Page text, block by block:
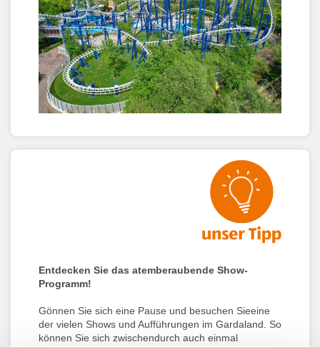
Entdecken Sie das atemberaubende Show-
Programm!
Gönnen Sie sich eine Pause und besuchen Sieeine
der vielen Shows und Aufführungen im Gardaland. So
können Sie sich zwischendurch auch einmal